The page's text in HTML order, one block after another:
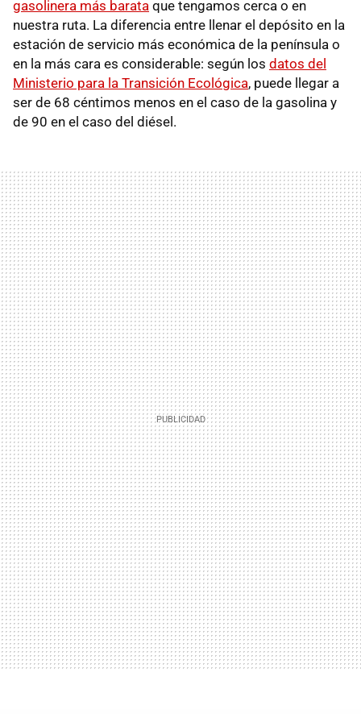
gasolinera más barata que tengamos cerca o en
nuestra ruta. La diferencia entre llenar el depósito en la
estación de servicio más económica de la península o
en la más cara es considerable: según los datos del
Ministerio para la Transición Ecológica, puede llegar a
ser de 68 céntimos menos en el caso de la gasolina y
de 90 en el caso del diésel.